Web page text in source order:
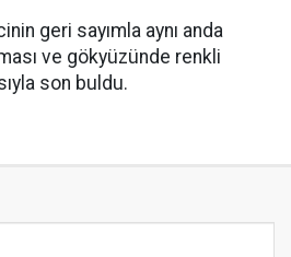
geri sayımla aynı anda
ve gökyüzünde renkli
son buldu.